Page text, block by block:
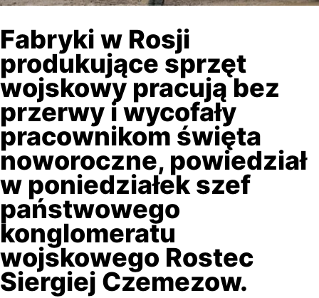
Fabryki w Rosji
produkujące sprzęt
wojskowy pracują bez
przerwy i wycofały
pracownikom święta
noworoczne, powiedział
w poniedziałek szef
państwowego
konglomeratu
wojskowego Rostec
Siergiej Czemezow.